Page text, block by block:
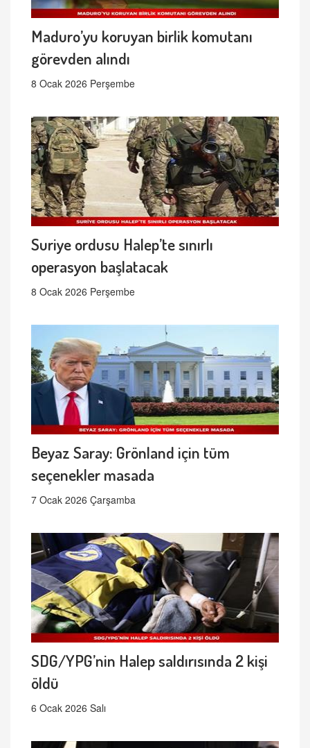
Maduro’yu koruyan birlik komutanı
görevden alındı
8 Ocak 2026 Perşembe
Suriye ordusu Halep’te sınırlı
operasyon başlatacak
8 Ocak 2026 Perşembe
Beyaz Saray: Grönland için tüm
seçenekler masada
7 Ocak 2026 Çarşamba
SDG/YPG’nin Halep saldırısında 2 kişi
öldü
6 Ocak 2026 Salı